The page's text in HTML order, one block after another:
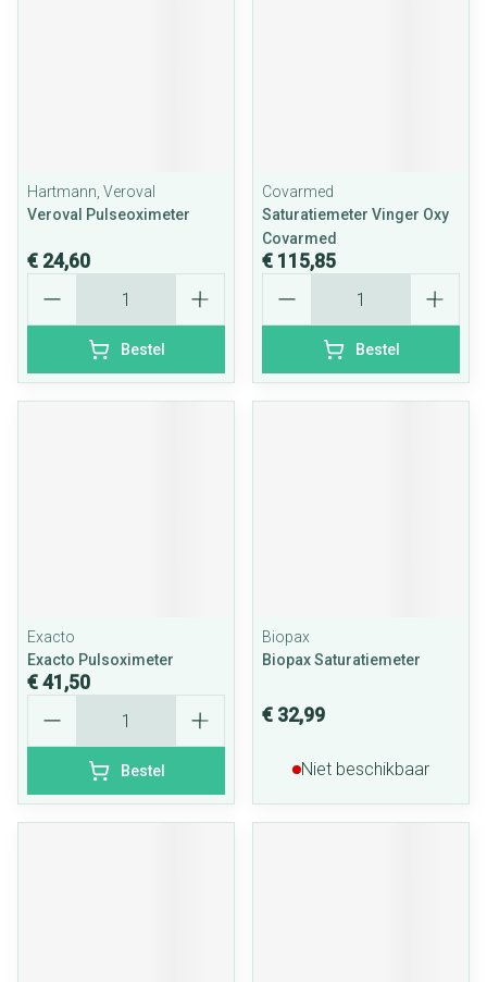
Hartmann, Veroval
Veroval Pulseoximeter
€ 24,60
Bestel
Covarmed
Saturatiemeter Vinger Oxy
Covarmed
€ 115,85
Bestel
Exacto
Exacto Pulsoximeter
€ 41,50
Bestel
Biopax
Biopax Saturatiemeter
€ 32,99
Niet beschikbaar